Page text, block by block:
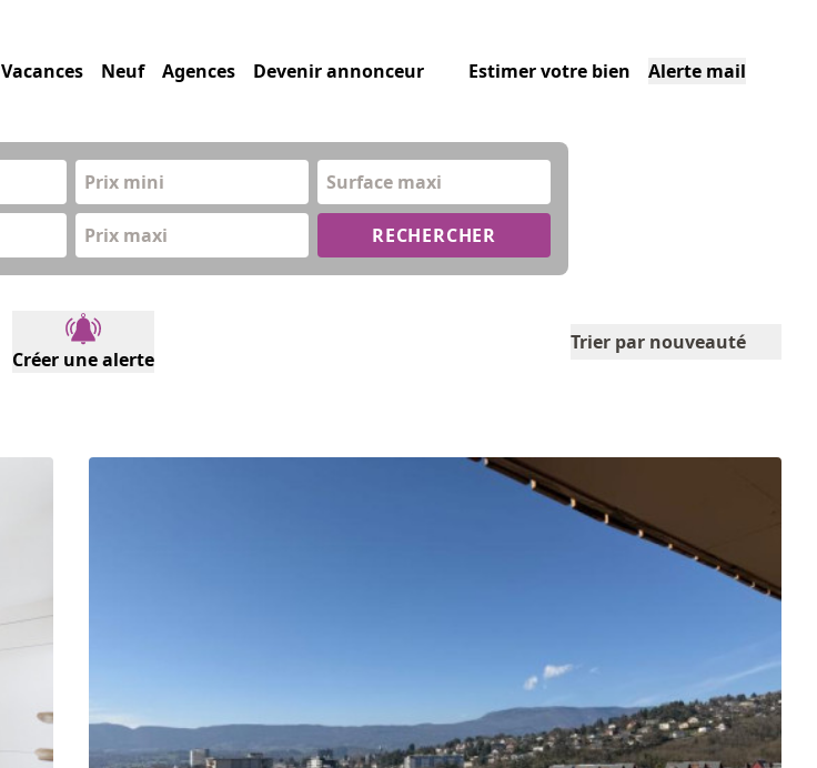
Vacances Neuf Agences Devenir annonceur Estimer votre bien Alerte mail
Prix mini
Prix maxi
Surface maxi
RECHERCHER
Créer une alerte
Trier par nouveauté